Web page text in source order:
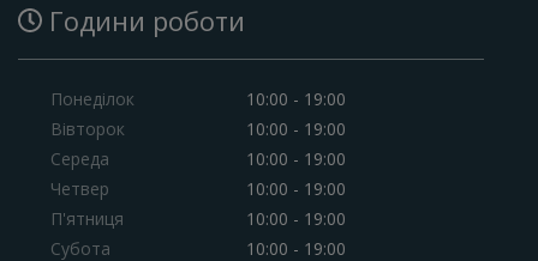
Години роботи
Понеділок
Вівторок
Середа
Четвер
П'ятниця
Субота
10:00 - 19:00
10:00 - 19:00
10:00 - 19:00
10:00 - 19:00
10:00 - 19:00
10:00 - 19:00